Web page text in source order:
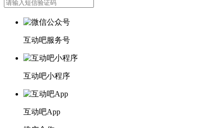
互动吧服务号
互动吧小程序
互动吧App